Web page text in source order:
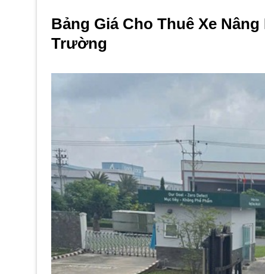
Bảng Giá Cho Thuê Xe
Trường